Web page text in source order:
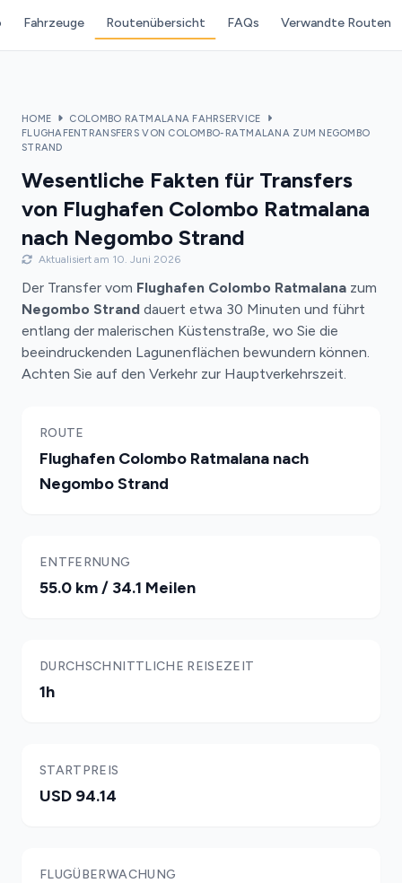
Fahrzeuge Routenübersicht FAQs Verwandte Routen
HOME
COLOMBO RATMALANA FAHRSERVICE
FLUGHAFENTRANSFERS VON COLOMBO-RATMALANA ZUM NEGOMBO
STRAND
Wesentliche Fakten für Transfers
von Flughafen Colombo Ratmalana
nach Negombo Strand
Aktualisiert am 10. Juni 2026
Der Transfer vom Flughafen Colombo Ratmalana zum
Negombo Strand dauert etwa 30 Minuten und führt
entlang der malerischen Küstenstraße, wo Sie die
beeindruckenden Lagunenflächen bewundern können.
Achten Sie auf den Verkehr zur Hauptverkehrszeit.
ROUTE
Flughafen Colombo Ratmalana nach
Negombo Strand
ENTFERNUNG
55.0 km / 34.1 Meilen
DURCHSCHNITTLICHE REISEZEIT
1h
STARTPREIS
USD 94.14
FLUGÜBERWACHUNG